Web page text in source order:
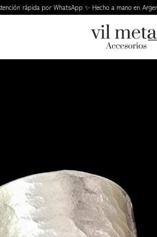
por WhatsApp ✨ Hecho a mano en Argentina